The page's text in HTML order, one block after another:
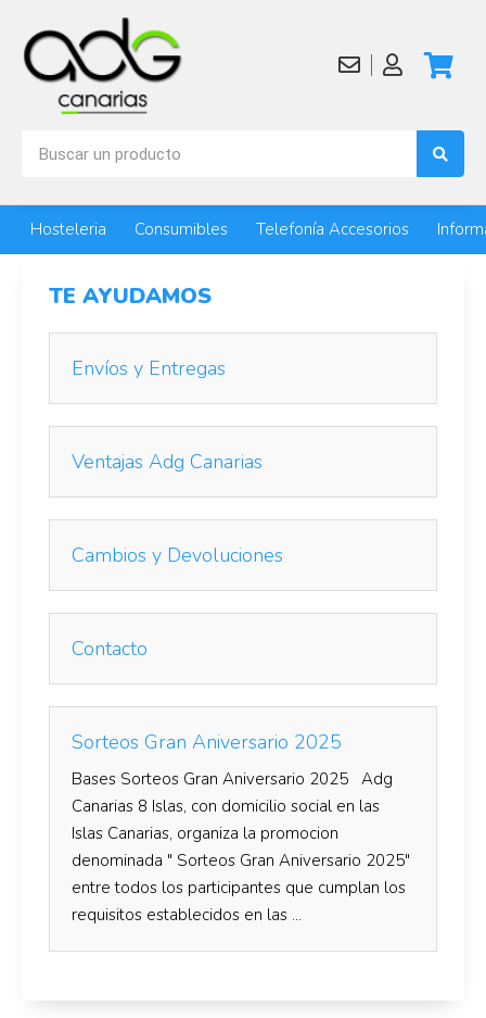
Hosteleria Consumibles Telefonía Accesorios
TE AYUDAMOS
Envíos y Entregas
Ventajas Adg Canarias
Cambios y Devoluciones
Contacto
Sorteos Gran Aniversario 2025
Bases Sorteos Gran Aniversario 2025 Adg
Canarias 8 Islas, con domicilio social en las
Islas Canarias, organiza la promocion
denominada " Sorteos Gran Aniversario 2025"
entre todos los participantes que cumplan los
requisitos establecidos en las ...